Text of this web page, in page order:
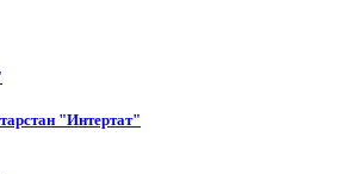
"Интертат"